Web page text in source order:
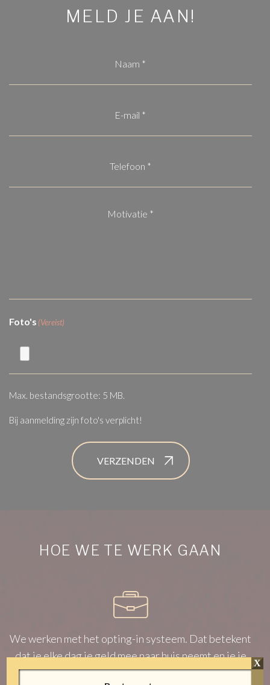
MELD JE AAN!
Foto's (Vereist)
Max. bestandsgrootte: 5 MB.
Bij aanmelding zijn foto's verplicht!
HOE WE TE WERK GAAN
We werken met het opting-in systeem. Dat betekent
dat je elke dag je geld mee naar huis neemt en je je
geen zorgen hoeft te maken over vergunningen,
X